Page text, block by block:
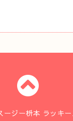
ージー枡本 ラッキ